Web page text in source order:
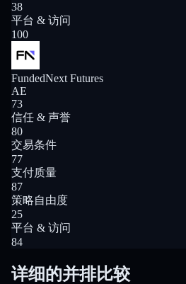
38
平台 & 访问
100
FundedNext Futures
AE
73
信任 & 声誉
80
交易条件
77
支付质量
87
策略自由度
25
平台 & 访问
84
详细的并排比较